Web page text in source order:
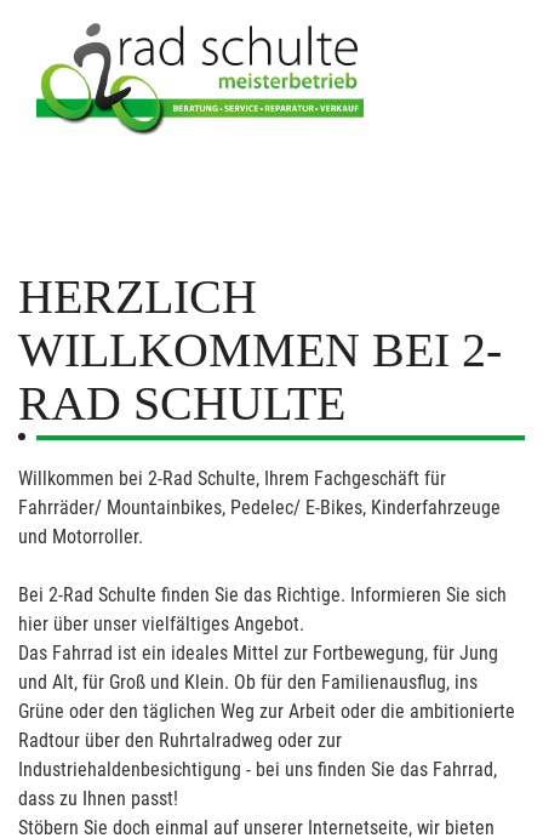
HERZLICH
WILLKOMMEN BEI 2-
RAD SCHULTE
Willkommen bei 2-Rad Schulte, Ihrem Fachgeschäft für
Fahrräder/ Mountainbikes, Pedelec/ E-Bikes, Kinderfahrzeuge
und Motorroller.
Bei 2-Rad Schulte finden Sie das Richtige. Informieren Sie sich
hier über unser vielfältiges Angebot.
Das Fahrrad ist ein ideales Mittel zur Fortbewegung, für Jung
und Alt, für Groß und Klein. Ob für den Familienausflug, ins
Grüne oder den täglichen Weg zur Arbeit oder die ambitionierte
Radtour über den Ruhrtalradweg oder zur
Industriehaldenbesichtigung - bei uns finden Sie das Fahrrad,
dass zu Ihnen passt!
Stöbern Sie doch einmal auf unserer Internetseite, wir bieten